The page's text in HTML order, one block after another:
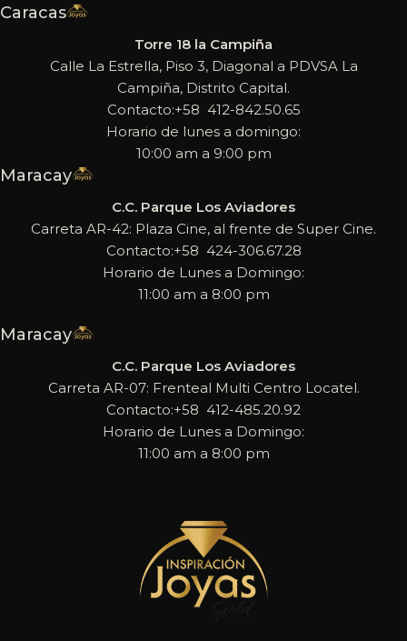
Caracas
Torre 18 la Campiña
Calle La Estrella, Piso 3, Diagonal a PDVSA La
Campiña, Distrito Capital.
Contacto:+58 412-842.50.65
Horario de lunes a domingo:
10:00 am a 9:00 pm
Maracay
C.C. Parque Los Aviadores
Carreta AR-42: Plaza Cine, al frente de Super Cine.
Contacto:+58 424-306.67.28
Horario de Lunes a Domingo:
11:00 am a 8:00 pm
Maracay
C.C. Parque Los Aviadores
Carreta AR-07: Frenteal Multi Centro Locatel.
Contacto:+58 412-485.20.92
Horario de Lunes a Domingo:
11:00 am a 8:00 pm